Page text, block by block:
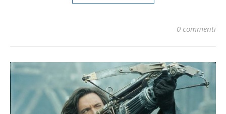
0 commenti